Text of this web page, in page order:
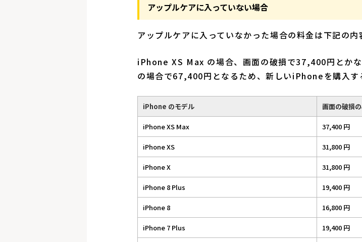
アップルケアに入っていない場合
アップルケアに入っていなかった場合の料金は下記の内
iPhone XS Max の場合、画面の破損で37,400円とか
の場合で67,400円となるため、新しいiPhoneを購入す
iPhone のモデル 画面の破損
iPhone XS Max 37,400 円
iPhone XS 31,800 円
iPhone X 31,800 円
iPhone 8 Plus 19,400 円
iPhone 8 16,800 円
iPhone 7 Plus 19,400 円